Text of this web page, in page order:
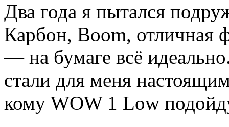
Два года я пытался
Карбон, Boom, отличная
— на бумаге всё
стали для меня
кому WOW 1 Low